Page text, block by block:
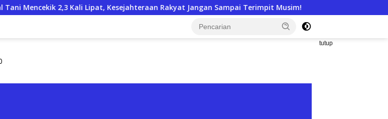
Lipat, Kesejahteraan Rakyat Jangan Sampai Terimpit Musim! APTI Siap Somasi dan Gugat KPPU,
tutup